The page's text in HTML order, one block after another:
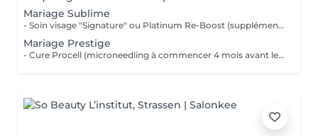
Mariage Sublime
- Soin visage "Signature" ou Platinum Re-Boost (supplément de 25€) - Gommage du corps - Massage détente dos et épaules - Beauté des pieds et vernis simple (semi permanent +6€) - Beauté des mains et vernis classique (semi permanent +15€) - Maquillage Mariée et essai préalable - Épilations au choix à la cire classique Forfait à planifier avec votre esthéticienne 599€ au lieu de 728€
Mariage Prestige
- Cure Procell (microneedling à commencer 4 mois avant le jour J) ou cure Soin Signature - Gommage du corps et massage 1h : 1 semaine avant le jour J - Beauté des mains et beauté des pieds (vernis semi permanent en supplément): 2 jours avant le jour J - Maquillage Mariée, le jour J et son essai préalable à votre convenance - Épilations au choix, 2 jours avant le jour J 1099€ au lieu de 1435€